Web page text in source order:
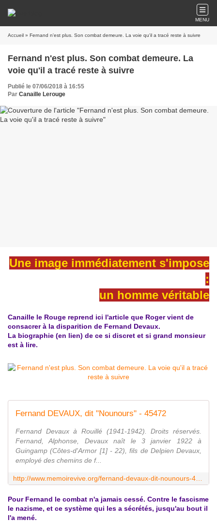
MENU
Accueil » Fernand n'est plus. Son combat demeure. La voie qu'il a tracé reste à suivre
Fernand n'est plus. Son combat demeure. La
voie qu'il a tracé reste à suivre
Publié le 07/06/2018 à 16:55
Par Canaille Lerouge
Une image immédiatement s'impose
:
un homme véritable
Canaille le Rouge reprend ici l'article que Roger vient de
consacrer à la disparition de Fernand Devaux.
La biographie (en lien) de ce si discret et si grand monsieur
est à lire.
Fernand DEVAUX, dit "Nounours" - 45472
Fernand Devaux à Rouillé (1941-1942). Droits réservés.
Fernand, Alphonse, Devaux naît le 3 janvier 1922 à
Guingamp (Côtes-d'Armor [1] - 22), fils de Delpien Devaux,
employé des chemins de f...
Pour Fernand le combat n'a jamais cessé. Contre le fascisme
le nazisme, et ce système qui les a sécrétés, jusqu'au bout il
l'a mené.